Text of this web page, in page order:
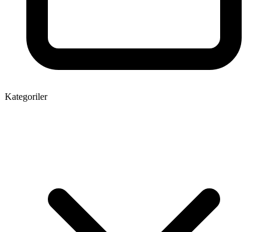
Kategoriler